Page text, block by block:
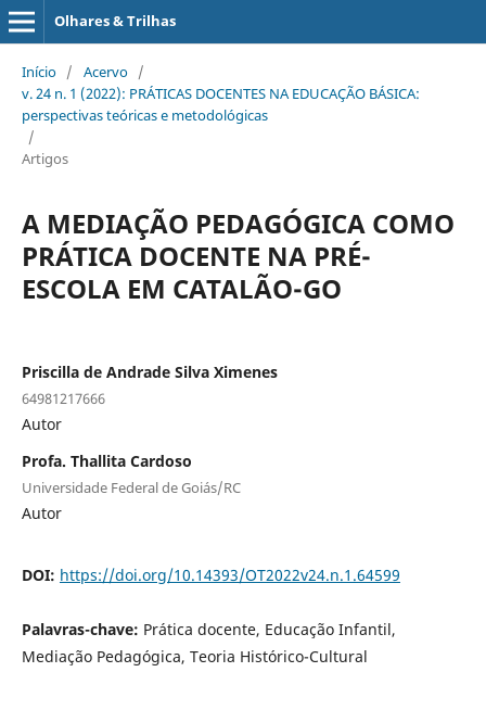
Olhares & Trilhas
Início / Acervo /
v. 24 n. 1 (2022): PRÁTICAS DOCENTES NA EDUCAÇÃO BÁSICA:
perspectivas teóricas e metodológicas
/
Artigos
A MEDIAÇÃO PEDAGÓGICA COMO
PRÁTICA DOCENTE NA PRÉ-
ESCOLA EM CATALÃO-GO
Priscilla de Andrade Silva Ximenes
64981217666
Autor
Profa. Thallita Cardoso
Universidade Federal de Goiás/RC
Autor
DOI: https://doi.org/10.14393/OT2022v24.n.1.64599
Palavras-chave: Prática docente, Educação Infantil,
Mediação Pedagógica, Teoria Histórico-Cultural